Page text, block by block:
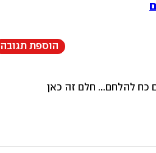
הוספת תגובה
כח להלחם... חלם זה כאן